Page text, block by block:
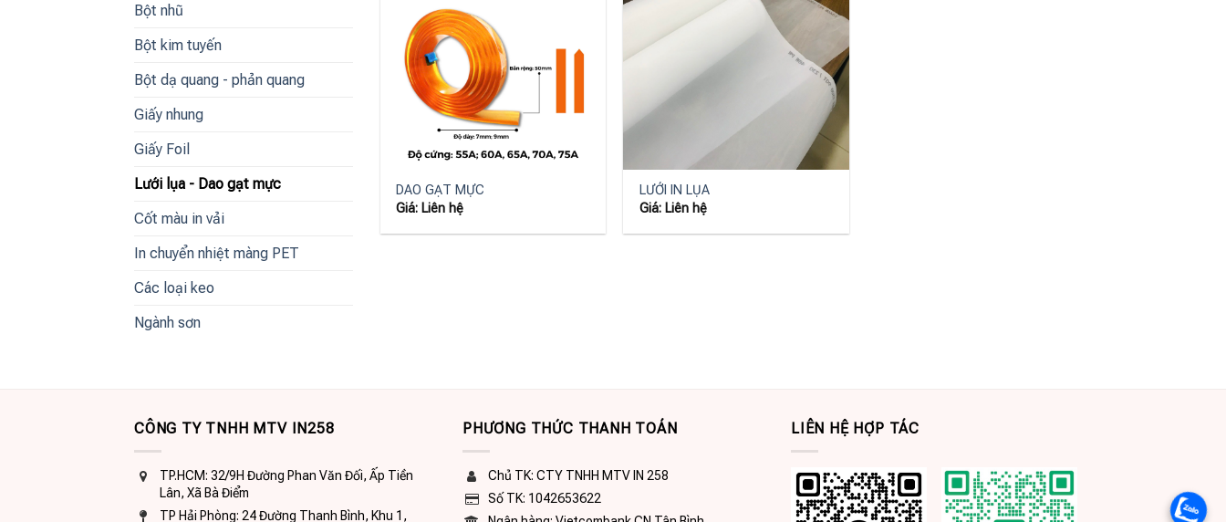
Bột nhũ
Bột kim tuyến
Bột dạ quang - phản quang
Giấy nhung
Giấy Foil
Lưới lụa - Dao gạt mực
Cốt màu in vải
In chuyển nhiệt màng PET
Các loại keo
Ngành sơn
DAO GẠT MỰC
Giá: Liên hệ
LƯỚI IN LỤA
Giá: Liên hệ
CÔNG TY TNHH MTV IN258
TP.HCM: 32/9H Đường Phan Văn Đối, Ấp Tiền
Lân, Xã Bà Điểm
TP Hải Phòng: 24 Đường Thanh Bình, Khu 1,
PHƯƠNG THỨC THANH TOÁN
Chủ TK: CTY TNHH MTV IN 258
Số TK: 1042653622
LIÊN HỆ HỢP TÁC